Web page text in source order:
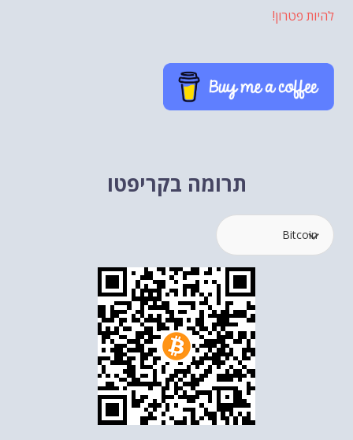
להיות פטרון!
תרומה בקריפטו